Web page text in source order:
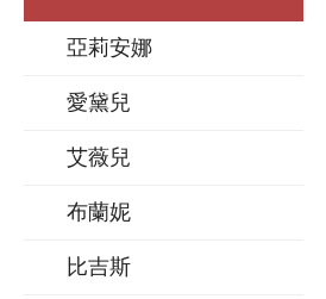
亞莉安娜
愛黛兒
艾薇兒
布蘭妮
比吉斯